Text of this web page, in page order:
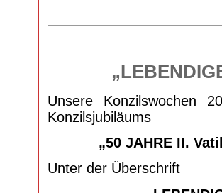
Unsere Konzilswochen
Konzilsjubiläums
„50 JAHRE II.
Unter der Überschrift